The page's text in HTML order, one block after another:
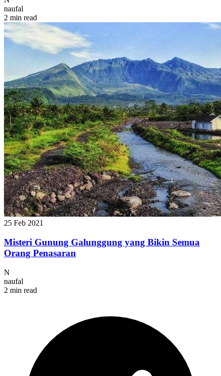
naufal
2 min read
25 Feb 2021
Misteri Gunung Galunggung yang Bikin Semua
Orang Penasaran
N
naufal
2 min read